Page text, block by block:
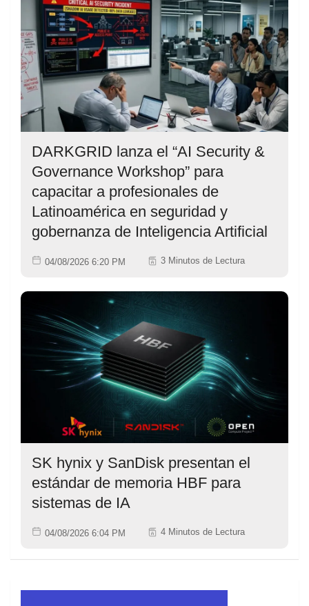
DARKGRID lanza el “AI Security &
Governance Workshop” para
capacitar a profesionales de
Latinoamérica en seguridad y
gobernanza de Inteligencia Artificial
04/08/2026 6:20 PM 3 Minutos de Lectura
SK hynix y SanDisk presentan el
estándar de memoria HBF para
sistemas de IA
04/08/2026 6:04 PM 4 Minutos de Lectura